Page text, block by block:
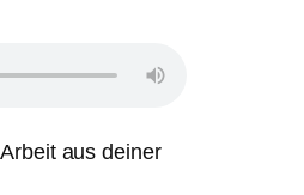
aus deiner